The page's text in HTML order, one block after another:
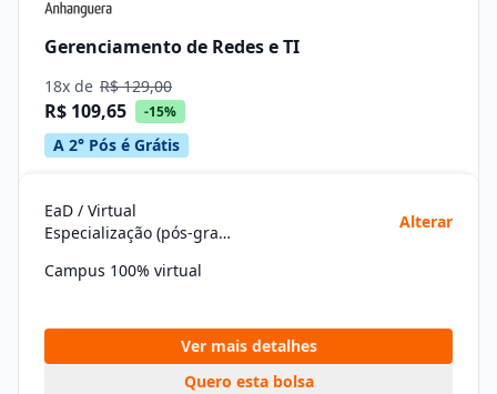
Gerenciamento de Redes e TI
18x de R$ 129,00
R$ 109,65 -15%
A 2° Pós é Grátis
EaD / Virtual
Especialização (pós-graduação)
Alterar
Campus 100% virtual
Ver mais detalhes
Quero esta bolsa